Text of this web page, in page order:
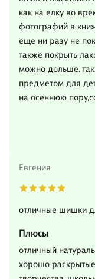
как на елку во
фотографий в
еще ни разу не
также покрыть
можно дольше.
предметом для
на осеннюю
Евгения
отличные шишки
Плюсы
отличный
хорошо